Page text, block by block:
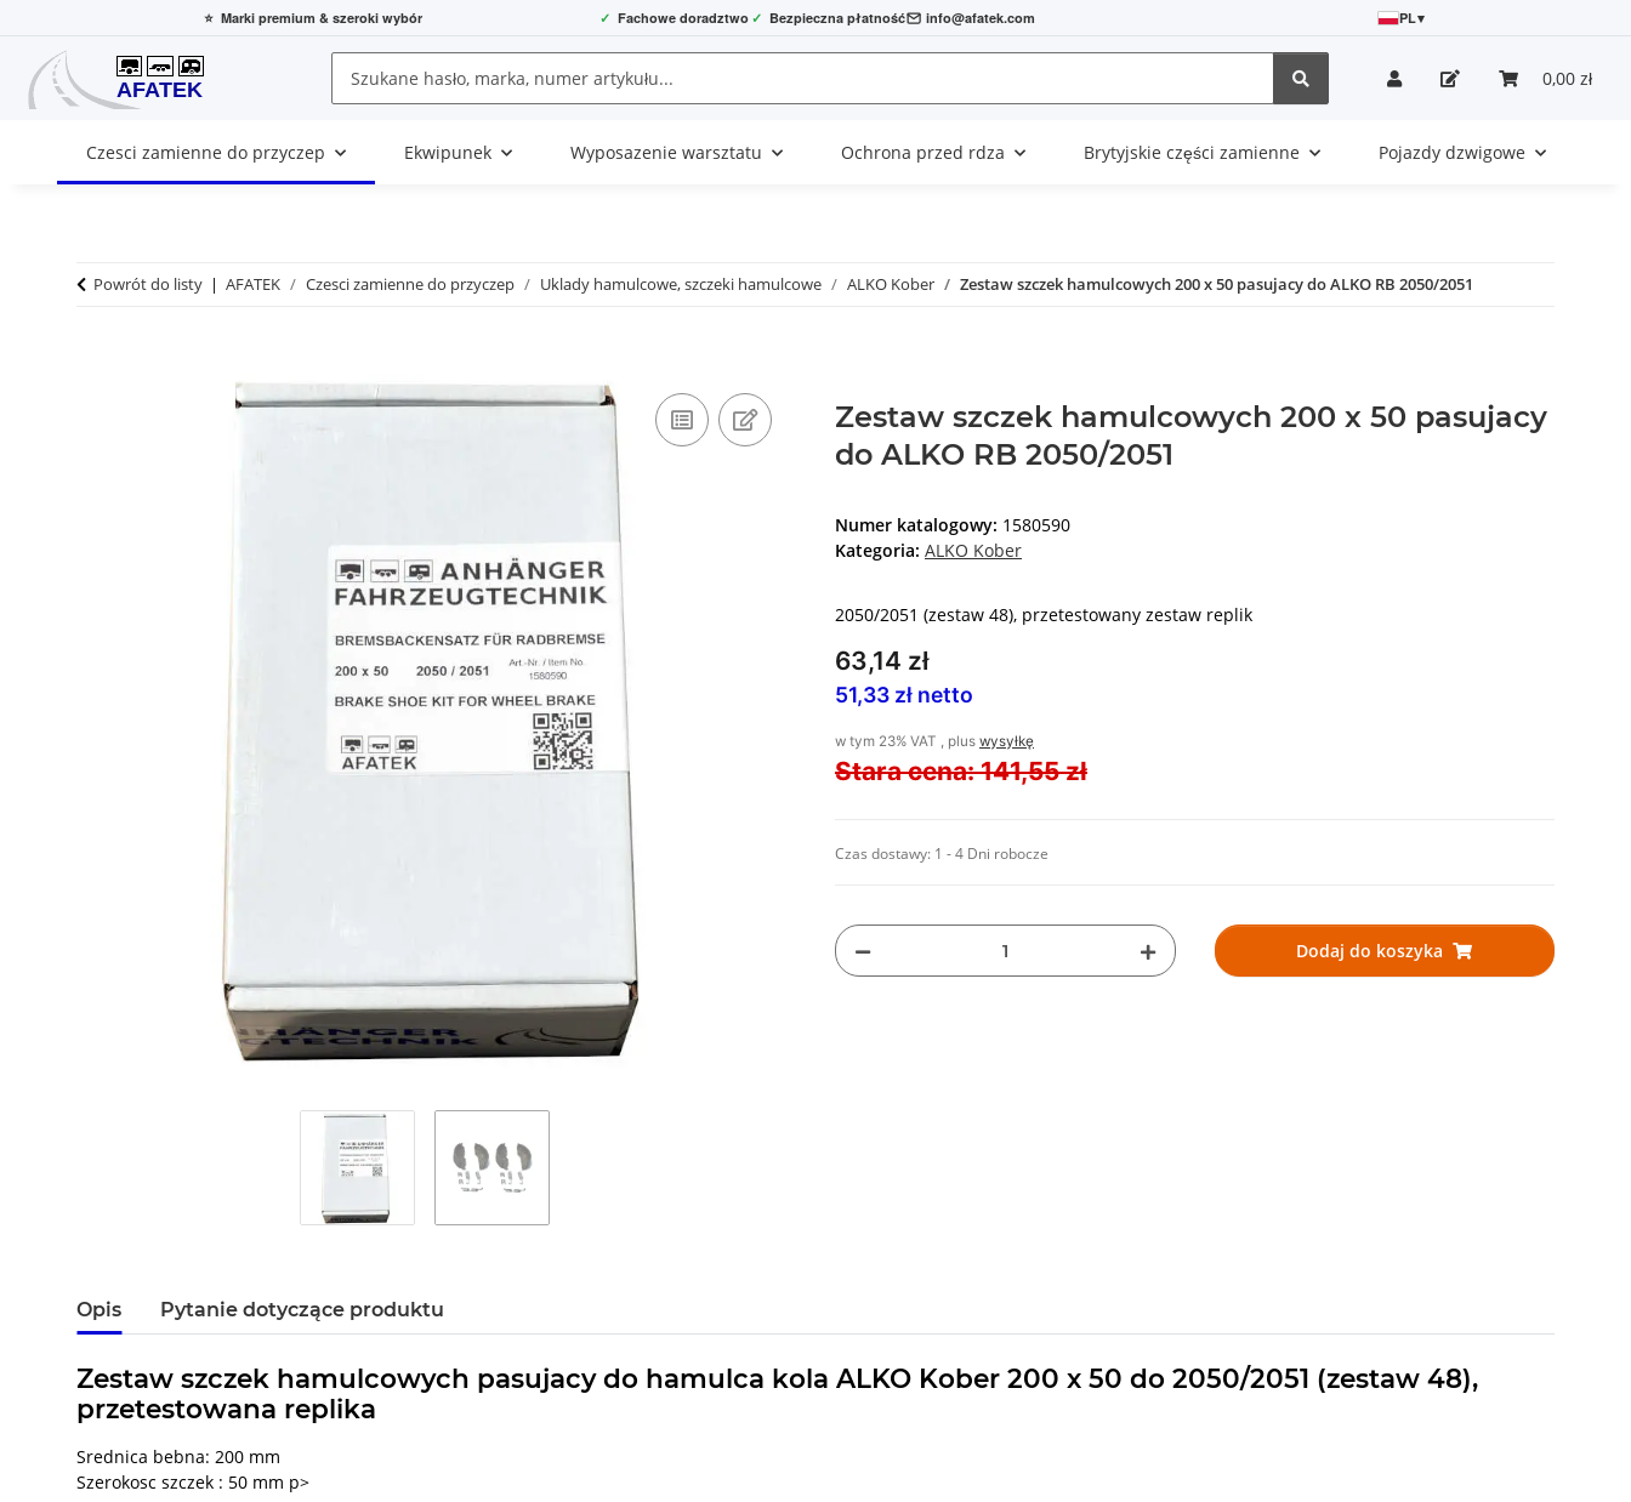
⭐ Marki premium & szeroki wybór ✓ Fachowe doradztwo ✓ Bezpieczna płatność info@afatek.com PL▾
0,00 zł
Czesci zamienne do przyczep Ekwipunek Wyposazenie warsztatu Ochrona przed rdza Brytyjskie części zamienne Pojazdy dzwigowe
Powrót do listy AFATEK Czesci zamienne do przyczep Uklady hamulcowe, szczeki hamulcowe ALKO Kober Zestaw szczek hamulcowych 200 x 50 pasujacy do ALKO RB 2050/2051
Zestaw szczek hamulcowych 200 x 50 pasujacy
do ALKO RB 2050/2051
Numer katalogowy: 1580590
Kategoria: ALKO Kober
2050/2051 (zestaw 48), przetestowany zestaw replik
63,14 zł
51,33 zł netto
w tym 23% VAT , plus wysyłkę
Stara cena: 141,55 zł
Czas dostawy: 1 - 4 Dni robocze
Dodaj do koszyka
Opis Pytanie dotyczące produktu
Zestaw szczek hamulcowych pasujacy do hamulca kola ALKO Kober 200 x 50 do 2050/2051 (zestaw 48),
przetestowana replika
Srednica bebna: 200 mm
Szerokosc szczek : 50 mm p>